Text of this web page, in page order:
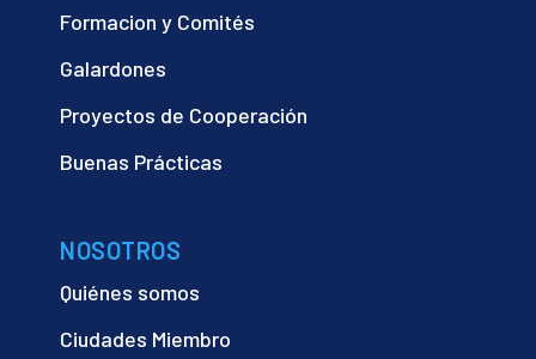
Formacion y Comités
Galardones
Proyectos de Cooperación
Buenas Prácticas
NOSOTROS
Quiénes somos
Ciudades Miembro